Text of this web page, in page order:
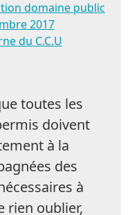
domaine public
2017
du C.C.U
toutes les
doivent
à la
des
à
rien oublier,